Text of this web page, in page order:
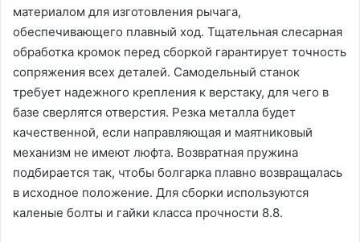
материалом для изготовления рычага,
обеспечивающего плавный ход. Тщательная слесарная
обработка кромок перед сборкой гарантирует точность
сопряжения всех деталей. Самодельный станок
требует надежного крепления к верстаку, для чего в
базе сверлятся отверстия. Резка металла будет
качественной, если направляющая и маятниковый
механизм не имеют люфта. Возвратная пружина
подбирается так, чтобы болгарка плавно возвращалась
в исходное положение. Для сборки используются
каленые болты и гайки класса прочности 8.8.